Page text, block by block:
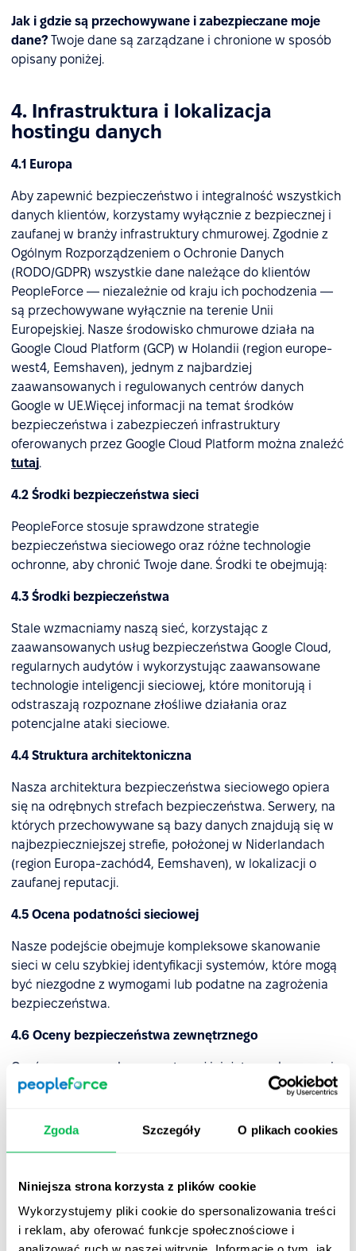
Zgoda Szczegóły O plikach cookies
Niniejsza strona korzysta z plików cookie
Wykorzystujemy pliki cookie do spersonalizowania treści
i reklam, aby oferować funkcje społecznościowe i
Jak i gdzie są przechowywane i zabezpieczane moje
dane? Twoje dane są zarządzane i chronione w sposób
opisany poniżej.
4. Infrastruktura i lokalizacja
hostingu danych
4.1 Europa
Aby zapewnić bezpieczeństwo i integralność wszystkich
danych klientów, korzystamy wyłącznie z bezpiecznej i
zaufanej w branży infrastruktury chmurowej. Zgodnie z
Ogólnym Rozporządzeniem o Ochronie Danych
(RODO/GDPR) wszystkie dane należące do klientów
PeopleForce — niezależnie od kraju ich pochodzenia —
są przechowywane wyłącznie na terenie Unii
Europejskiej. Nasze środowisko chmurowe działa na
Google Cloud Platform (GCP) w Holandii (region europe-
west4, Eemshaven), jednym z najbardziej
zaawansowanych i regulowanych centrów danych
Google w UE.Więcej informacji na temat środków
bezpieczeństwa i zabezpieczeń infrastruktury
oferowanych przez Google Cloud Platform można znaleźć
tutaj.
4.2 Środki bezpieczeństwa sieci
PeopleForce stosuje sprawdzone strategie
bezpieczeństwa sieciowego oraz różne technologie
ochronne, aby chronić Twoje dane. Środki te obejmują:
4.3 Środki bezpieczeństwa
Stale wzmacniamy naszą sieć, korzystając z
zaawansowanych usług bezpieczeństwa Google Cloud,
regularnych audytów i wykorzystując zaawansowane
technologie inteligencji sieciowej, które monitorują i
odstraszają rozpoznane złośliwe działania oraz
potencjalne ataki sieciowe.
4.4 Struktura architektoniczna
Nasza architektura bezpieczeństwa sieciowego opiera
się na odrębnych strefach bezpieczeństwa. Serwery, na
których przechowywane są bazy danych znajdują się w
najbezpieczniejszej strefie, położonej w Niderlandach
(region Europa-zachód4, Eemshaven), w lokalizacji o
zaufanej reputacji.
4.5 Ocena podatności sieciowej
Nasze podejście obejmuje kompleksowe skanowanie
sieci w celu szybkiej identyfikacji systemów, które mogą
być niezgodne z wymogami lub podatne na zagrożenia
bezpieczeństwa.
4.6 Oceny bezpieczeństwa zewnętrznego
Oprócz corocznych, wewnętrznej inicjatywy skanowania
i testowania, PeopleForce korzysta z usług zewnętrznych
przeprowadzenia szeroko zakrojonych testów
4.7 Zarządzanie incydentami bezpieczeństwa
Opracowaliśmy metodyczną strategię, zestaw narzędzi
oraz zdefiniowany ciąg działań, które stosujemy w celu